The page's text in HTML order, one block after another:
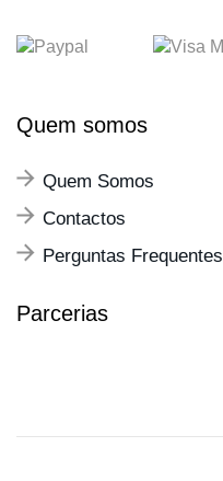
Quem somos
Quem Somos
Contactos
Perguntas Frequentes
Parcerias